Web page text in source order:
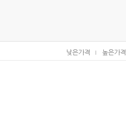
낮은가격 높은가격